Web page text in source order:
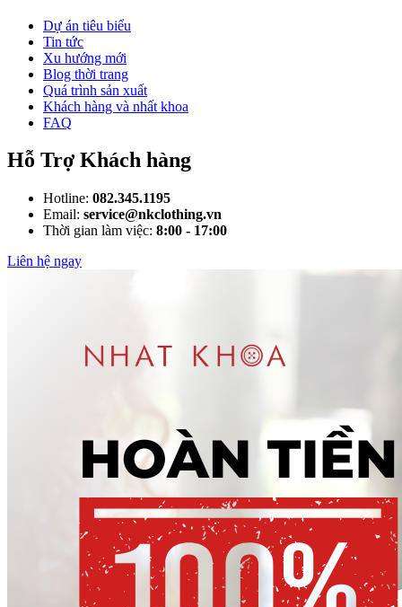
Dự án tiêu biểu
Tin tức
Xu hướng mới
Blog thời trang
Quá trình sản xuất
Khách hàng và nhất khoa
FAQ
Hỗ Trợ Khách hàng
Hotline: 082.345.1195
Email: service@nkclothing.vn
Thời gian làm việc: 8:00 - 17:00
Liên hệ ngay